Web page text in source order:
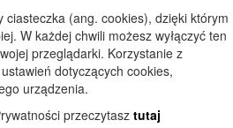
ciasteczka (ang. cookies), dzięki którym
W każdej chwili możesz wyłączyć ten
przeglądarki. Korzystanie z
dotyczących cookies,
urządzenia.
przeczytasz tutaj